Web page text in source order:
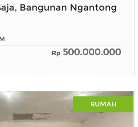
Bangunan Ngantong
Rp 500.000.000
RUMAH